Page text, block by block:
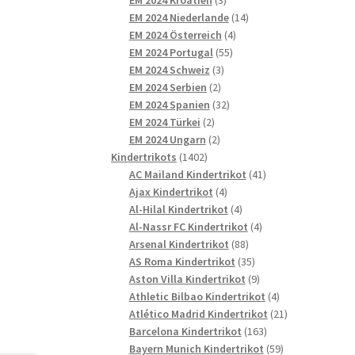
Produkte
EM 2024 Niederlande 1414
EM 2024 Österreich 44
Produkte
EM 2024 Portugal 5555
EM 2024 Schweiz 33
Produkte
EM 2024 Serbien 22
Produkte
EM 2024 Spanien 3232
EM 2024 Türkei 22
Produkte
EM 2024 Ungarn 22
Kindertrikots 14021402
Produkte
AC Mailand Kindertrikot 4141
Ajax Kindertrikot 44
Produkte
Al-Hilal Kindertrikot 44
Produkte
Al-Nassr FC Kindertrikot 44
Arsenal Kindertrikot 8888
Produkte
AS Roma Kindertrikot 3535
Produkte
Aston Villa Kindertrikot 99
Produkte
Athletic Bilbao Kindertrikot 44
Produkte
Atlético Madrid Kindertrikot 2121
Barcelona Kindertrikot 163163
Produkte
Bayern Munich Kindertrikot 5959